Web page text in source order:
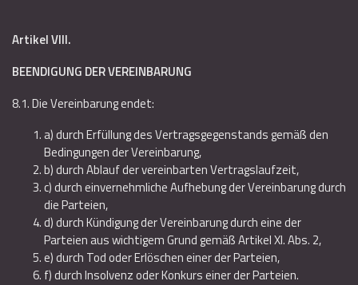
Artikel VIII.
BEENDIGUNG DER VEREINBARUNG
8.1. Die Vereinbarung endet:
a) durch Erfüllung des Vertragsgegenstands gemäß den
Bedingungen der Vereinbarung,
b) durch Ablauf der vereinbarten Vertragslaufzeit,
c) durch einvernehmliche Aufhebung der Vereinbarung durch
die Parteien,
d) durch Kündigung der Vereinbarung durch eine der
Parteien aus wichtigem Grund gemäß Artikel XI. Abs. 2,
e) durch Tod oder Erlöschen einer der Parteien,
f) durch Insolvenz oder Konkurs einer der Parteien.